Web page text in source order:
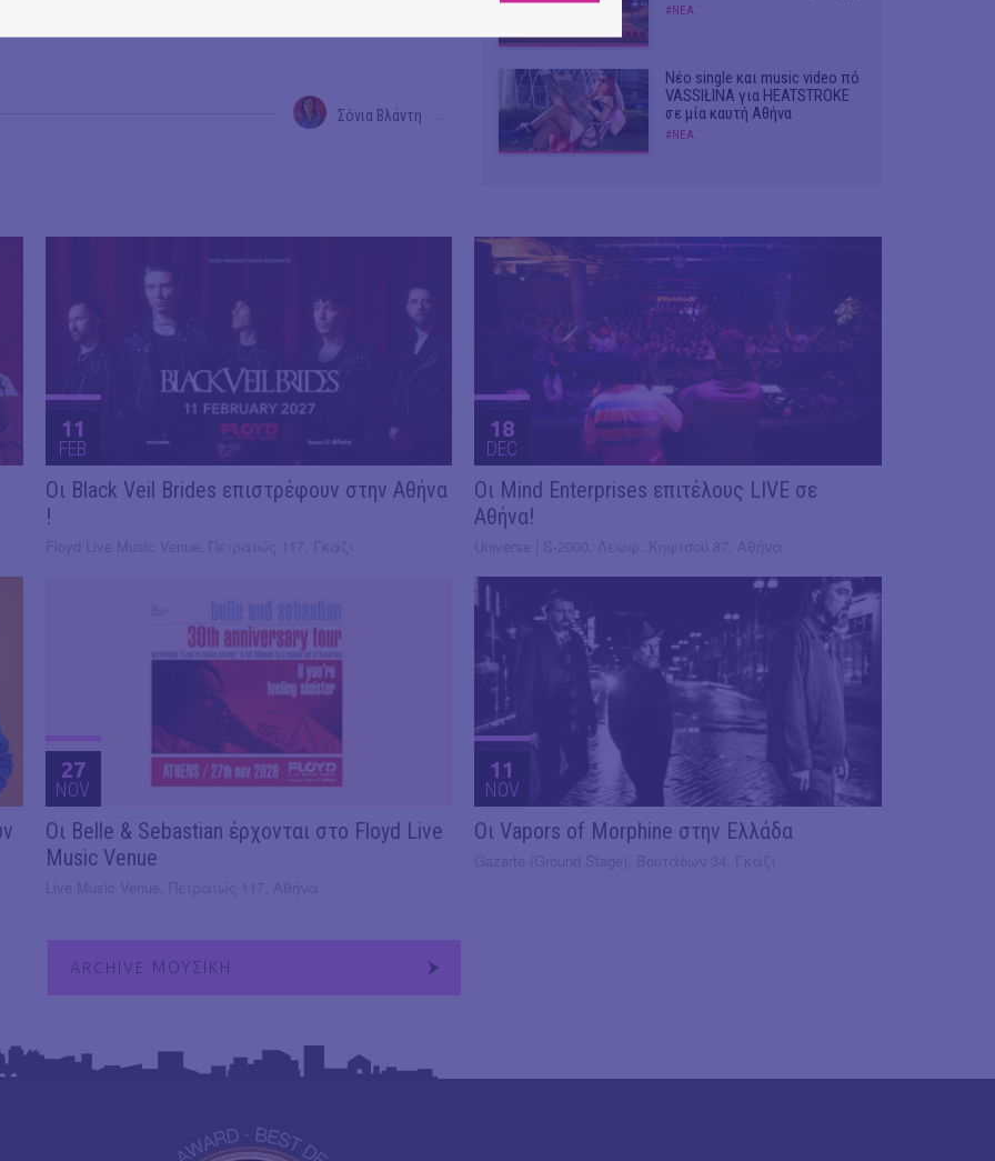
Σόνια Βλάντη
#ΝΕΑ
Νέο single και music video πό
VASSIŁINA για HEATSTROKE
σε μία καυτή Αθήνα
#ΝΕΑ
11
FEB
Οι Black Veil Brides επιστρέφουν στην Αθήνα
!
18
DEC
Οι Mind Enterprises επιτέλους LIVE σε
Αθήνα!
27
NOV
Οι Belle & Sebastian έρχονται στο Floyd Live
Music Venue
11
NOV
Οι Vapors of Morphine στην Ελλάδα
ARCHIVE ΜΟΥΣΙΚΗ